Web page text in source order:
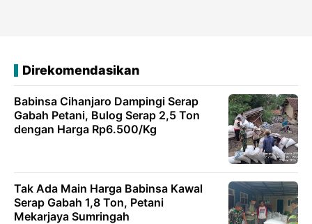
Direkomendasikan
Babinsa Cihanjaro Dampingi Serap
Gabah Petani, Bulog Serap 2,5 Ton
dengan Harga Rp6.500/Kg
Tak Ada Main Harga Babinsa Kawal
Serap Gabah 1,8 Ton, Petani
Mekarjaya Sumringah